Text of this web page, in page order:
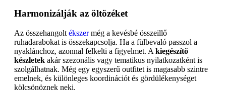
Harmonizálják az öltözéket
Az összehangolt ékszermég a kevésbé összeillő
ruhadarabokat is összekapcsolja. Ha a fülbevaló passzol a
nyaklánchoz, azonnal felkelti a figyelmet. A kiegészítő
készletek akár szezonális vagy tematikus nyilatkozatként is
szolgálhatnak. Még egy egyszerű outfitet is magasabb szintre
emelnek, és különleges koordinációt és gördülékenységet
kölcsönöznek neki.